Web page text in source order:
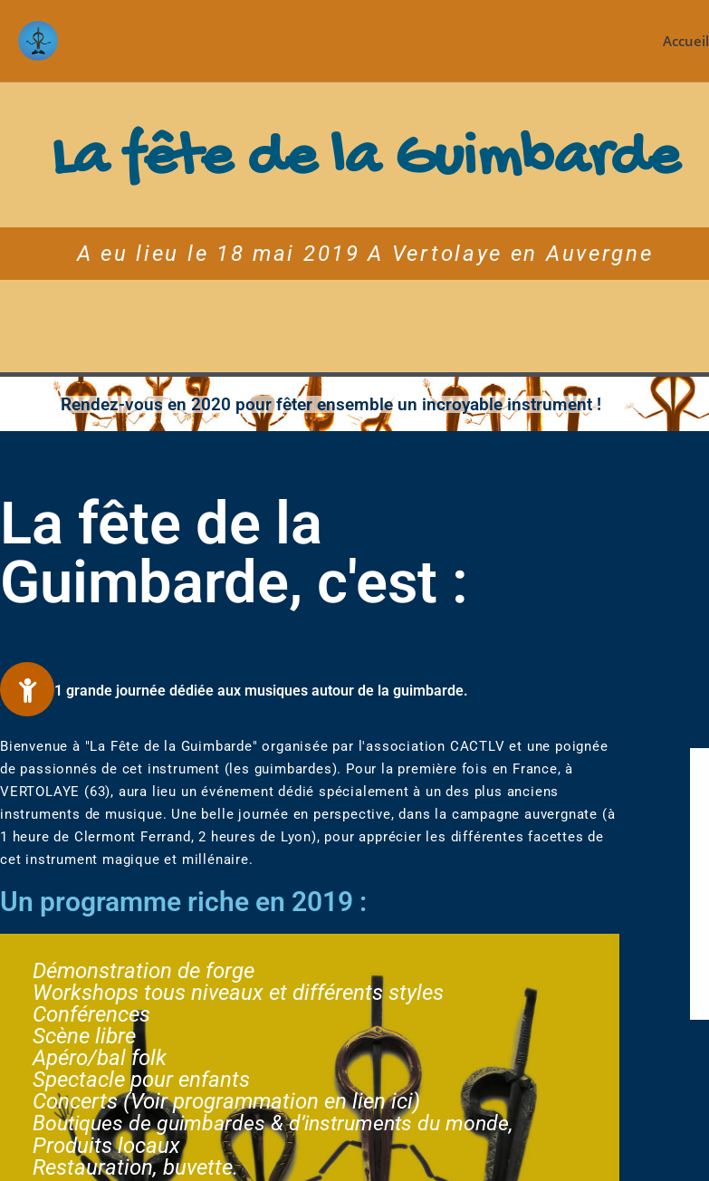
Accueil
La fête de la Guimbarde
A eu lieu le 18 mai 2019 A Vertolaye en Auvergne
Rendez-vous en 2020 pour fêter ensemble un incroyable instrument !
La fête de la
Guimbarde, c'est :
1 grande journée dédiée aux musiques autour de la guimbarde.
Bienvenue à "La Fête de la Guimbarde" organisée par l'association CACTLV et une poignée
de passionnés de cet instrument (les guimbardes). Pour la première fois en France, à
VERTOLAYE (63), aura lieu un événement dédié spécialement à un des plus anciens
instruments de musique. Une belle journée en perspective, dans la campagne auvergnate (à
1 heure de Clermont Ferrand, 2 heures de Lyon), pour apprécier les différentes facettes de
cet instrument magique et millénaire.
Un programme riche en 2019 :
Démonstration de forge
Workshops tous niveaux et différents styles
Conférences
Scène libre
Apéro/bal folk
Spectacle pour enfants
Concerts (Voir programmation en lien ici)
Boutiques de guimbardes & d’instruments du monde,
Produits locaux
Restauration, buvette.